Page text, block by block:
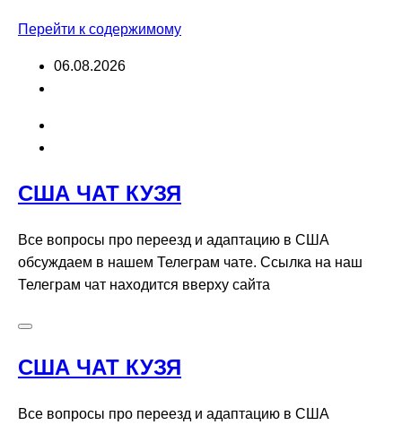
Перейти к содержимому
06.08.2026
США ЧАТ КУЗЯ
Все вопросы про переезд и адаптацию в США
обсуждаем в нашем Телеграм чате. Ссылка на наш
Телеграм чат находится вверху сайта
США ЧАТ КУЗЯ
Все вопросы про переезд и адаптацию в США